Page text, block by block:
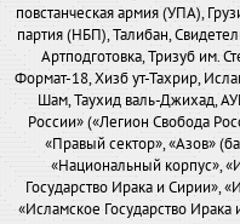
повстанческая армия (УПА),
партия (НБП), Талибан,
Артподготовка, Тризуб им.
Формат-18, Хизб ут-Тахрир,
Шам, Таухид валь-Джихад,
России» («Легион Свобода
«Правый сектор», «Азов»
«Национальный корпус»,
Государство Ирака и Сирии»,
«Исламское Государство